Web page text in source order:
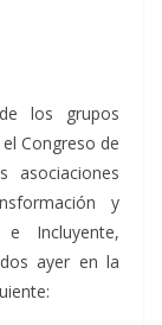
los grupos
Congreso de
y
Incluyente,
ayer en la